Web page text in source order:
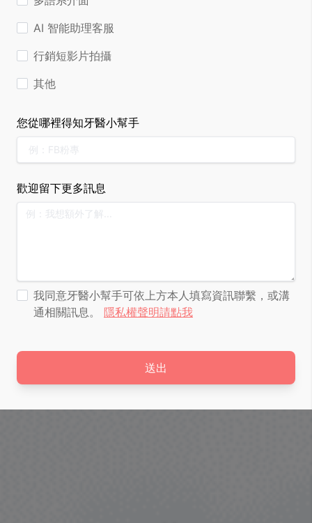
AI 智能助理客服
行銷短影片拍攝
其他
您從哪裡得知牙醫小幫手
歡迎留下更多訊息
我同意牙醫小幫手可依上方本人填寫資訊聯繫，或溝
通相關訊息。 隱私權聲明請點我
送出